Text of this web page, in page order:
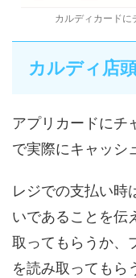
カルディカードに
カルディ店
アプリカードにチ
で実際にキャッシ
レジでの支払い時
いであることを伝
取ってもらうか、
を読み取ってもら